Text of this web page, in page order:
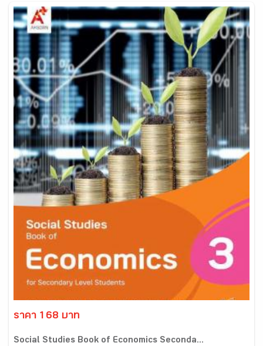
ราคา 168 บาท
Social Studies Book of Economics Seconda...